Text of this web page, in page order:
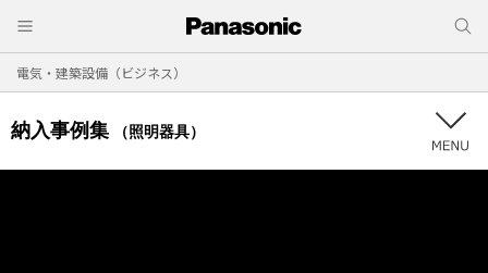
電気・建築設備（ビジネス）
納入事例集 （照明器具）